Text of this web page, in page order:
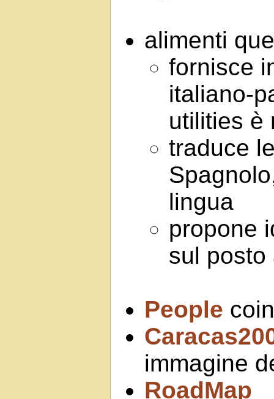
alimenti
fornisce
italiano-
utilities è
traduce
lingua
propone
sul posto
People
immagine
RoadMap